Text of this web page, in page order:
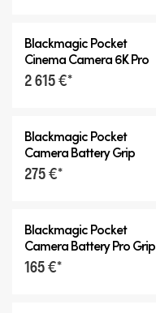
Blackmagic Pocket
Cinema Camera 6K Pro
2 615 €*
Blackmagic Pocket
Camera Battery Grip
275 €*
Blackmagic Pocket
Camera Battery Pro Grip
165 €*